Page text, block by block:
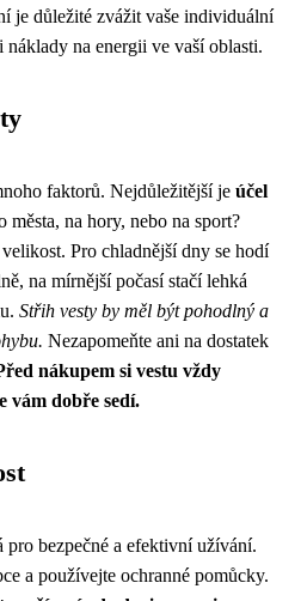
je důležité zvážit vaše individuální
na energii ve vaší oblasti.
faktorů. Nejdůležitější je účel
města, na hory, nebo na sport?
Pro chladnější dny se hodí
na mírnější počasí stačí lehká
Střih vesty by měl být pohodlný a
Nezapomeňte ani na dostatek
nákupem si vestu vždy
vám dobře sedí.
bezpečné a efektivní užívání.
a používejte ochranné pomůcky.